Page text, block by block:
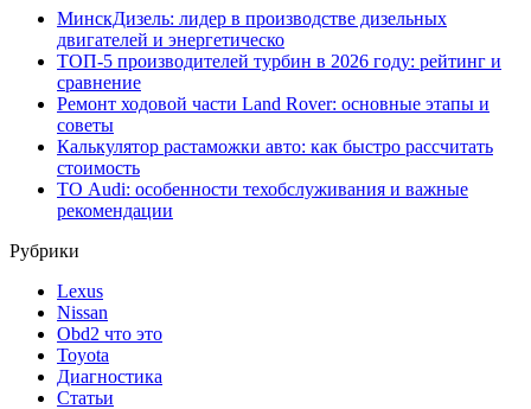
МинскДизель: лидер в производстве дизельных
двигателей и энергетическо
ТОП-5 производителей турбин в 2026 году: рейтинг и
сравнение
Ремонт ходовой части Land Rover: основные этапы и
советы
Калькулятор растаможки авто: как быстро рассчитать
стоимость
ТО Audi: особенности техобслуживания и важные
рекомендации
Рубрики
Lexus
Nissan
Obd2 что это
Toyota
Диагностика
Статьи